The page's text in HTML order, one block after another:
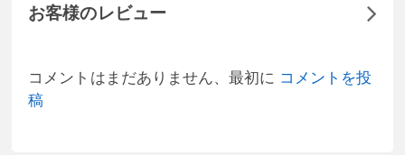
お客様のレビュー
コメントはまだありません、最初に コメントを投
稿